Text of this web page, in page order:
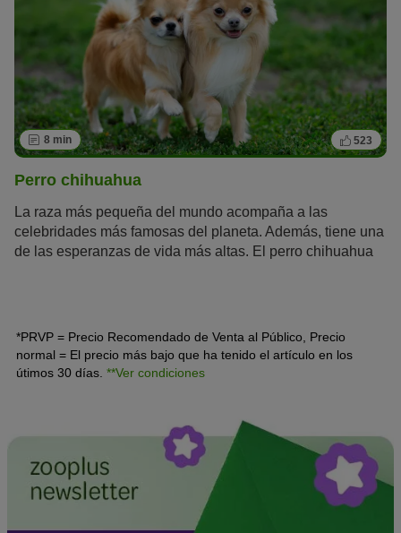
8 min 523
Perro chihuahua
La raza más pequeña del mundo acompaña a las
celebridades más famosas del planeta. Además, tiene una
de las esperanzas de vida más altas. El perro chihuahua
*PRVP = Precio Recomendado de Venta al Público, Precio
normal = El precio más bajo que ha tenido el artículo en los
útimos 30 días. **Ver condiciones